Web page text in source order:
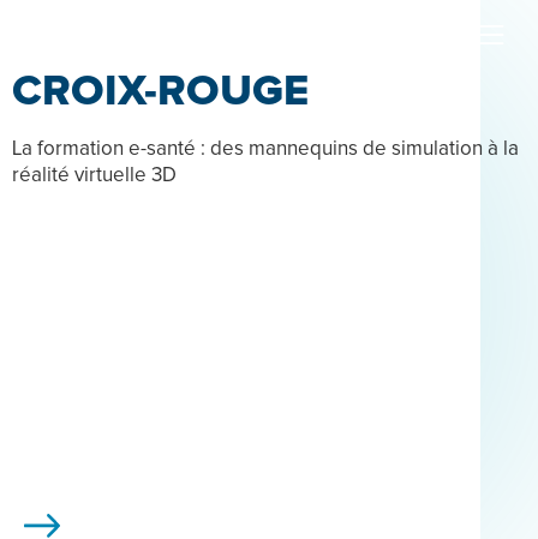
CROIX-ROUGE
La formation e-santé : des mannequins de simulation à la
réalité virtuelle 3D